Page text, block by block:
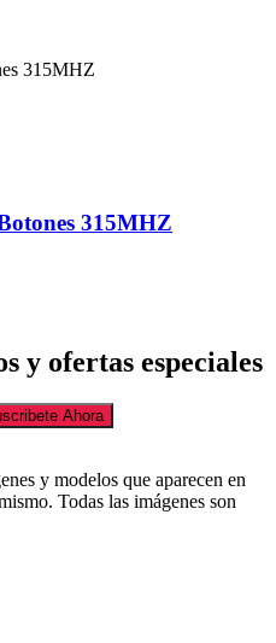
315MHZ
y ofertas especiales
Ahora
y modelos que aparecen en
Todas las imágenes son